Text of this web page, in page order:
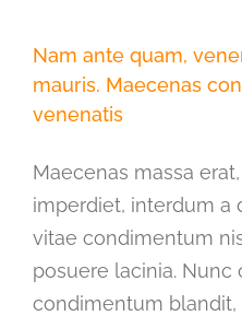
Nam ante quam,
mauris. Maecenas
venenatis
Maecenas massa
imperdiet, interdum a
vitae condimentum
posuere lacinia. Nunc
condimentum blandit,